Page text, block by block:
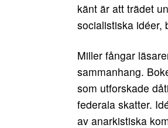
känt är att trädet
socialistiska idéer,
Miller fångar
sammanhang.
som utforskade
federala skatter.
av anarkistiska